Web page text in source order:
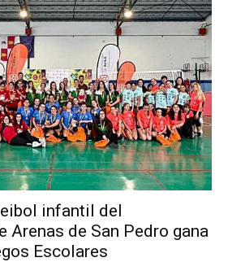
infantil del
Arenas de San Pedro gana
Escolares